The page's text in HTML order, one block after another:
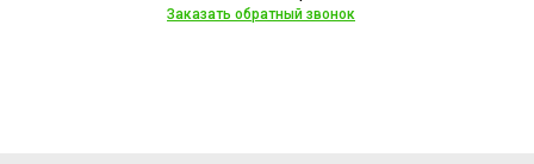
Заказать обратный звонок